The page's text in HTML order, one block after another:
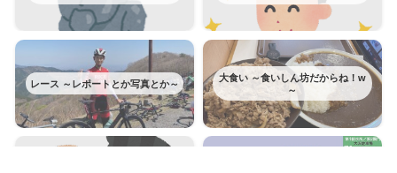
レース ～レポートとか写真とか～
大食い ～食いしん坊だからね！w
～